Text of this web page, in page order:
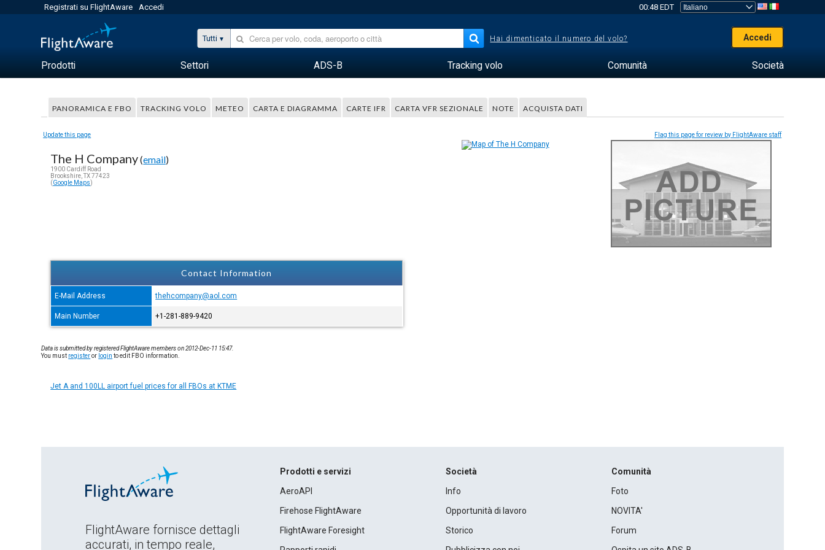
Registrati su FlightAware Accedi 00:48 EDT
Tutti Hai dimenticato il numero del volo? Accedi
Prodotti Settori ADS-B Tracking volo Comunità Società
PANORAMICA E FBO TRACKING VOLO METEO CARTA E DIAGRAMMA CARTE IFR CARTA VFR SEZIONALE NOTE ACQUISTA DATI
Update this page Flag this page for review by FlightAware staff
The H Company(email)
1900 Cardiff Road
Brookshire, TX 77423
(Google Maps)
Contact Information
E-Mail Address thehcompany@aol.com
Main Number +1-281-889-9420
Data is submitted by registered FlightAware members on 2012-Dec-11 15:47.
You must registeror login to edit FBO information.
Jet A and 100LL airport fuel prices for all FBOs at KTME
FlightAware fornisce dettagli
accurati, in tempo reale,
Prodotti e servizi
AeroAPI
Firehose FlightAware
FlightAware Foresight
Società
Info
Opportunità di lavoro
Storico
Comunità
Foto
NOVITA'
Forum